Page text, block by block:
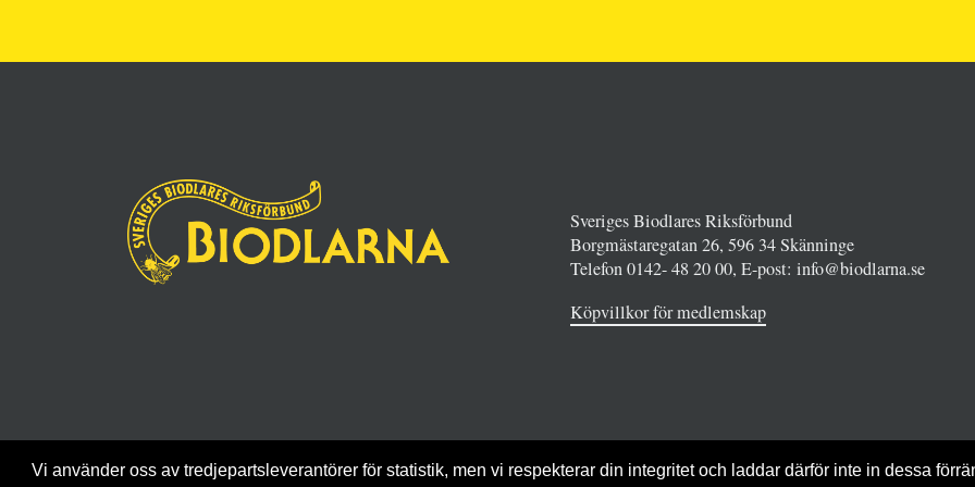
Vi använder oss av tredjepartsleverantörer för statistik, men vi respekterar din integritet och laddar därför inte in dessa
Sveriges Biodlares Riksförbund
Borgmästaregatan 26, 596 34 Skänninge
Telefon 0142- 48 20 00, E-post: info@biodlarna.se
Köpvillkor för medlemskap